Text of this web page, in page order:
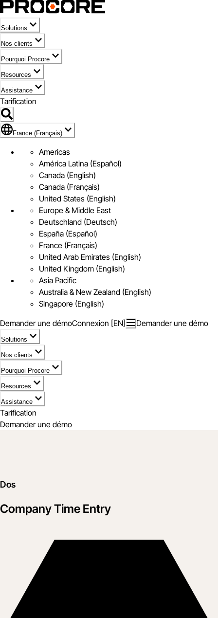
Solutions
Nos clients
Pourquoi Procore
Resources
Assistance
Tarification
Pavillon de France (Français)
France (Français)
Americas
América Latina (Español)
Canada (English)
Canada (Français)
United States (English)
Europe & Middle East
Deutschland (Deutsch)
España (Español)
France (Français)
United Arab Emirates (English)
United Kingdom (English)
Asia Pacific
Australia & New Zealand (English)
Singapore (English)
Demander une démoConnexion [EN] Demander une démo
Solutions
Nos clients
Pourquoi Procore
Resources
Assistance
Tarification
Demander une démo
Dos
Company Time Entry